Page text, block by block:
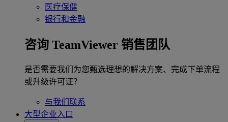
医疗保健
银行和金融
咨询 TeamViewer 销售团队
是否需要我们为您甄选理想的解决方案、完成下单流程
或升级许可证？
与我们联系
大型企业入口